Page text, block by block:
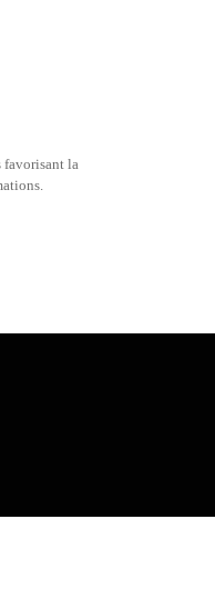
favorisant la